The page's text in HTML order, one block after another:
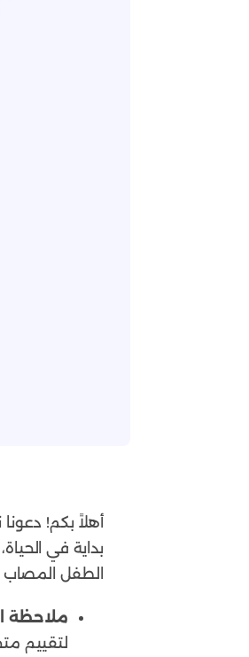
أهلاً بكم!
بداية في
الطفل المصاب
ملاحظة
لتقييم